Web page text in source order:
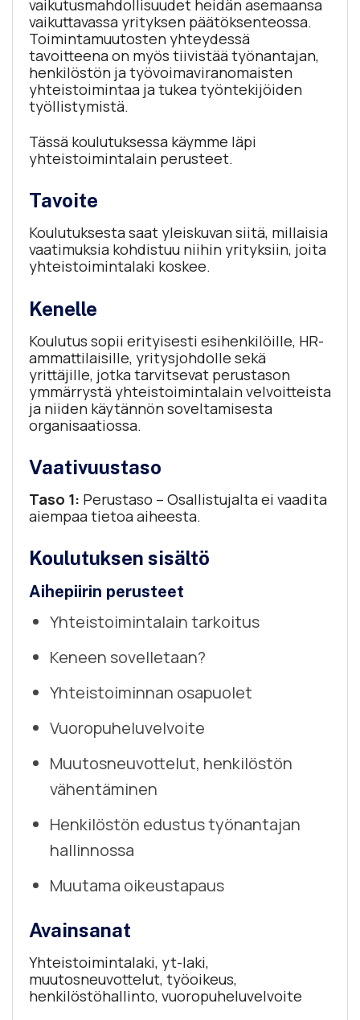
vaikutusmahdollisuudet heidän asemaansa
vaikuttavassa yrityksen päätöksenteossa.
Toimintamuutosten yhteydessä
tavoitteena on myös tiivistää työnantajan,
henkilöstön ja työvoimaviranomaisten
yhteistoimintaa ja tukea työntekijöiden
työllistymistä.
Tässä koulutuksessa käymme läpi
yhteistoimintalain perusteet.
Tavoite
Koulutuksesta saat yleiskuvan siitä, millaisia
vaatimuksia kohdistuu niihin yrityksiin, joita
yhteistoimintalaki koskee.
Kenelle
Koulutus sopii erityisesti esihenkilöille, HR-
ammattilaisille, yritysjohdolle sekä
yrittäjille, jotka tarvitsevat perustason
ymmärrystä yhteistoimintalain velvoitteista
ja niiden käytännön soveltamisesta
organisaatiossa.
Vaativuustaso
Taso 1: Perustaso – Osallistujalta ei vaadita
aiempaa tietoa aiheesta.
Koulutuksen sisältö
Aihepiirin perusteet
Yhteistoimintalain tarkoitus
Keneen sovelletaan?
Yhteistoiminnan osapuolet
Vuoropuheluvelvoite
Muutosneuvottelut, henkilöstön
vähentäminen
Henkilöstön edustus työnantajan
hallinnossa
Muutama oikeustapaus
Avainsanat
Yhteistoimintalaki, yt-laki,
muutosneuvottelut, työoikeus,
henkilöstöhallinto, vuoropuheluvelvoite